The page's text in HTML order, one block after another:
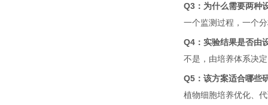
Q3 ：为什么需要两种
一个监测过程，一个
Q4 ：实验结果是否由
不是，由培养体系决
Q5 ：该方案适合哪些
植物细胞培养优化、